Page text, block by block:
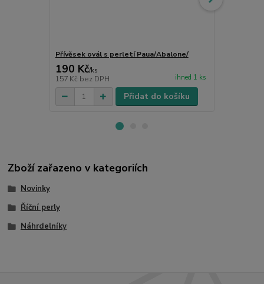
Přívěsek ovál s perletí Paua/Abalone/
190 Kč/ks
157 Kč bez DPH ihned 1 ks
Přidat do košíku
Zboží zařazeno v kategoriích
Novinky
Říční perly
Náhrdelníky